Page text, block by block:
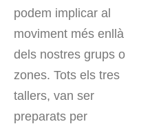
podem implicar al
moviment més enllà
dels nostres grups o
zones. Tots els tres
tallers, van ser
preparats per